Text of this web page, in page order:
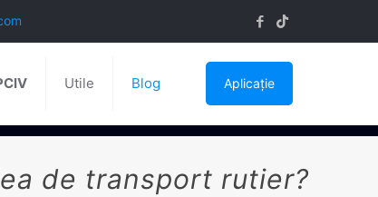
Utile Blog Aplicație
de transport rutier?